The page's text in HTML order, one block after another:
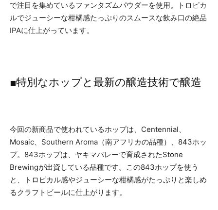
で注目を集めているファンタズムパウダーを使用。トロピカ
ルでジューシーな柑橘感たっぷりのスムースな飲み口の絶品
IPAに仕上がっています。
■特別なホップと最新の醸造技術で醸造
今回の新商品で使われているホップは、Centennial、
Mosaic、Southern Aroma（南アフリカの品種）、843ホッ
プ。843ホップは、ヤキマバレーで育成されたStone
Brewingが出資している品種です。この843ホップを使う
と、トロピカル感やジューシーな柑橘感がたっぷりと楽しめ
るクラフトビールに仕上がります。